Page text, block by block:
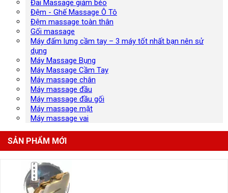
Đai Massage giảm béo
Đệm - Ghế Massage Ô Tô
Đệm massage toàn thân
Gối massage
Máy đấm lưng cầm tay – 3 máy tốt nhất bạn nên sử
dụng
Máy Massage Bụng
Máy Massage Cầm Tay
Máy massage chân
Máy massage đầu
Máy massage đầu gối
Máy massage mặt
Máy massage vai
SẢN PHẨM MỚI